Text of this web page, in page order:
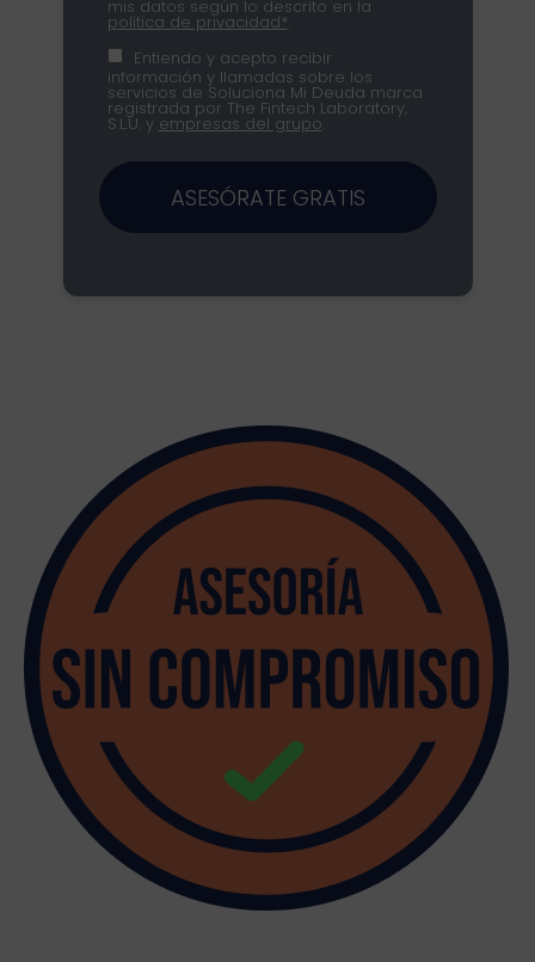
mis datos según lo descrito en la
política de privacidad*
Entiendo y acepto recibir
información y llamadas sobre los
servicios de Soluciona Mi Deuda marca
registrada por The Fintech Laboratory,
S.L.U. y empresas del grupo
ASESÓRATE GRATIS